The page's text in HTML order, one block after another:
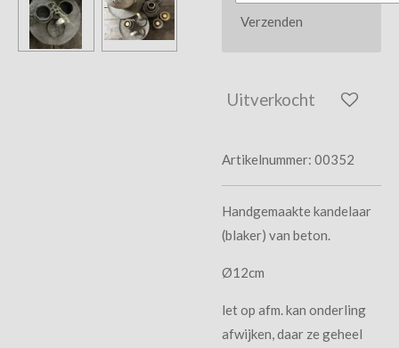
Verzenden
Uitverkocht
Artikelnummer: 00352
Handgemaakte kandelaar
(blaker) van beton.
Ø12cm
let op afm. kan onderling
afwijken, daar ze geheel